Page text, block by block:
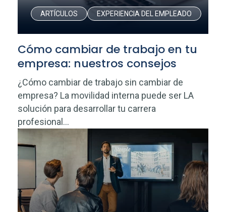
ARTÍCULOS EXPERIENCIA DEL EMPLEADO
Cómo cambiar de trabajo en tu
empresa: nuestros consejos
¿Cómo cambiar de trabajo sin cambiar de
empresa? La movilidad interna puede ser LA
solución para desarrollar tu carrera
profesional...